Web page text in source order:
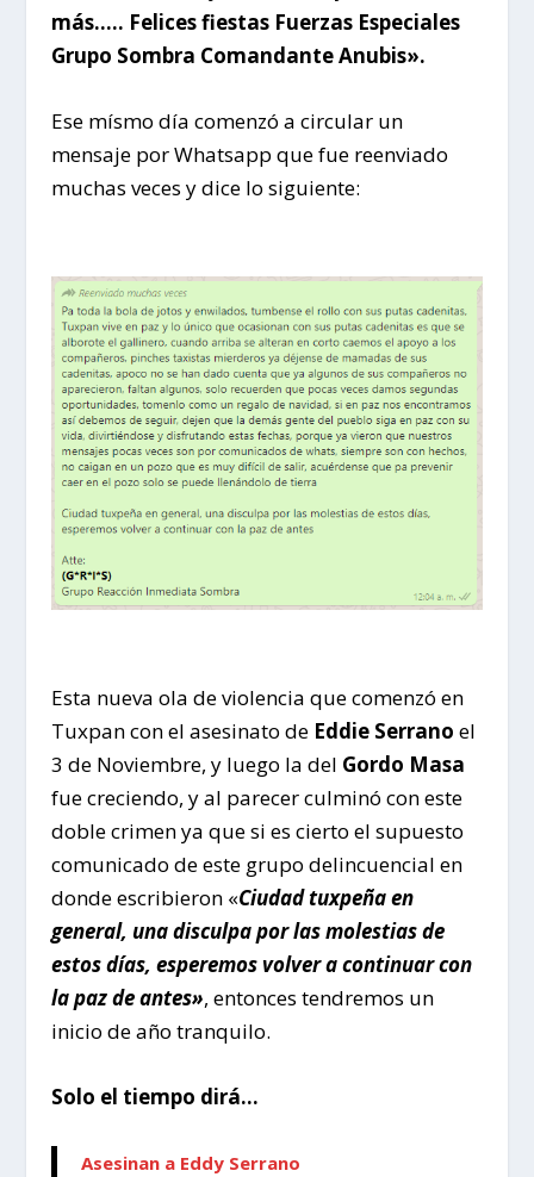
más….. Felices fiestas Fuerzas Especiales
Grupo Sombra Comandante Anubis».
Ese mísmo día comenzó a circular un
mensaje por Whatsapp que fue reenviado
muchas veces y dice lo siguiente:
Esta nueva ola de violencia que comenzó en
Tuxpan con el asesinato deEddie Serrano el
3 de Noviembre, y luego la del Gordo Masa
fue creciendo, y al parecer culminó con este
doble crimen ya que si es cierto el supuesto
comunicado de este grupo delincuencial en
donde escribieron «Ciudad tuxpeña en
general, una disculpa por las molestias de
estos días, esperemos volver a continuar con
la paz de antes», entonces tendremos un
inicio de año tranquilo.
Solo el tiempo dirá…
Asesinan a Eddy Serrano